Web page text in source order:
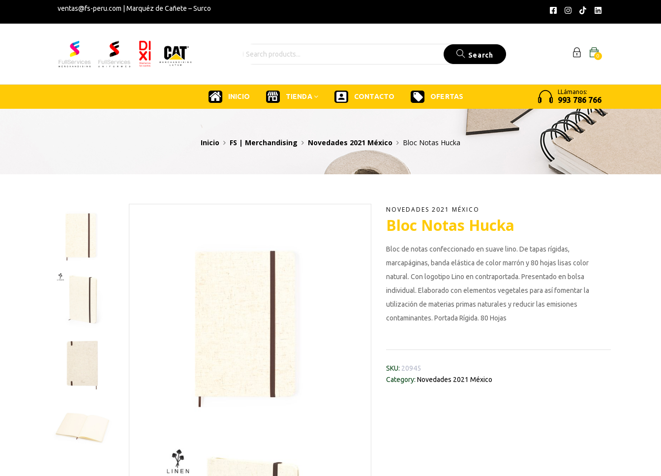
ventas@fs-peru.com | Marquéz de Cañete – Surco
Search 0
INICIO TIENDA CONTACTO OFERTAS
LLámanos:
993 786 766
Inicio FS | Merchandising Novedades 2021 México Bloc Notas Hucka
NOVEDADES 2021 MÉXICO
Bloc Notas Hucka
Bloc de notas confeccionado en suave lino. De tapas rígidas,
marcapáginas, banda elástica de color marrón y 80 hojas lisas color
natural. Con logotipo Lino en contraportada. Presentado en bolsa
individual. Elaborado con elementos vegetales para así fomentar la
utilización de materias primas naturales y reducir las emisiones
contaminantes. Portada Rígida. 80 Hojas
SKU: 20945
Category: Novedades 2021 México